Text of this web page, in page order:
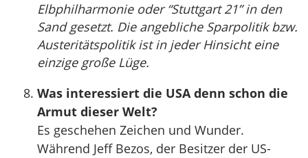
Elbphilharmonie oder “Stuttgart 21” in den
Sand gesetzt. Die angebliche Sparpolitik bzw.
Austeritätspolitik ist in jeder Hinsicht eine
einzige große Lüge.
Was interessiert die USA denn schon die
Armut dieser Welt?
Es geschehen Zeichen und Wunder.
Während Jeff Bezos, der Besitzer der US-